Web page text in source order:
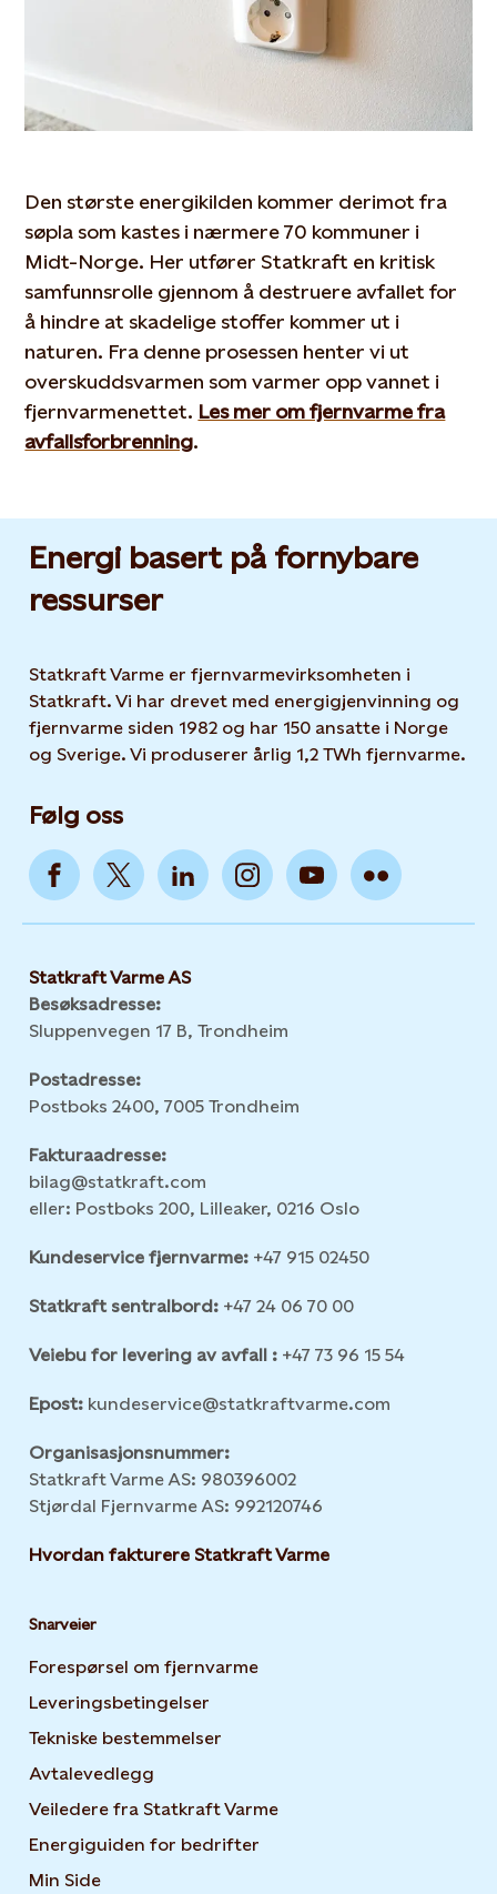
Den største energikilden kommer derimot fra
søpla som kastes i nærmere 70 kommuner i
Midt-Norge. Her utfører Statkraft en kritisk
samfunnsrolle gjennom å destruere avfallet for
å hindre at skadelige stoffer kommer ut i
naturen. Fra denne prosessen henter vi ut
overskuddsvarmen som varmer opp vannet i
fjernvarmenettet. Les mer om fjernvarme fra
avfallsforbrenning.
Energi basert på fornybare
ressurser
Statkraft Varme er fjernvarmevirksomheten i
Statkraft. Vi har drevet med energigjenvinning og
fjernvarme siden 1982 og har 150 ansatte i Norge
og Sverige. Vi produserer årlig 1,2 TWh fjernvarme.
Følg oss
Statkraft Varme AS
Besøksadresse:
Sluppenvegen 17 B, Trondheim
Postadresse:
Postboks 2400, 7005 Trondheim
Fakturaadresse:
bilag@statkraft.com
eller: Postboks 200, Lilleaker, 0216 Oslo
Kundeservice fjernvarme: +47 915 02450
Statkraft sentralbord: +47 24 06 70 00
Veiebu for levering av avfall : +47 73 96 15 54
Epost: kundeservice@statkraftvarme.com
Organisasjonsnummer:
Statkraft Varme AS: 980396002
Stjørdal Fjernvarme AS: 992120746
Hvordan fakturere Statkraft Varme
Snarveier
Forespørsel om fjernvarme
Leveringsbetingelser
Tekniske bestemmelser
Avtalevedlegg
Veiledere fra Statkraft Varme
Energiguiden for bedrifter
Min Side